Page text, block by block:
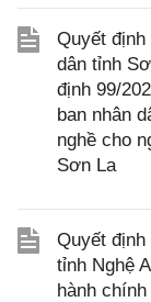
Quyết
dân tỉnh
định 99/
ban nhân
nghề cho
Sơn La
Quyết
tỉnh Nghệ
hành